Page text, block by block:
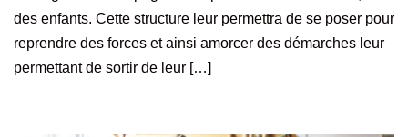
des enfants. Cette structure leur permettra de se poser pour
reprendre des forces et ainsi amorcer des démarches leur
permettant de sortir de leur […]